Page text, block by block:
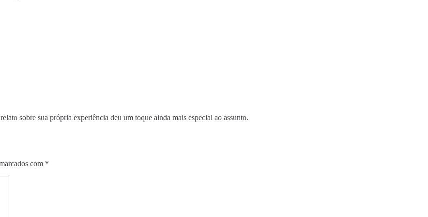
sobre sua própria experiência deu um toque ainda mais especial ao assunto.
com *